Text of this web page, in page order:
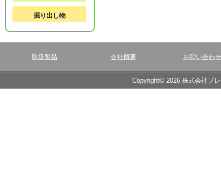
掘り出し物
取扱製品 会社概要 お問い合わせ
Copyright© 2026 株式会社ブ